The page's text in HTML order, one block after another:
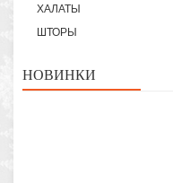
ХАЛАТЫ
ШТОРЫ
НОВИНКИ